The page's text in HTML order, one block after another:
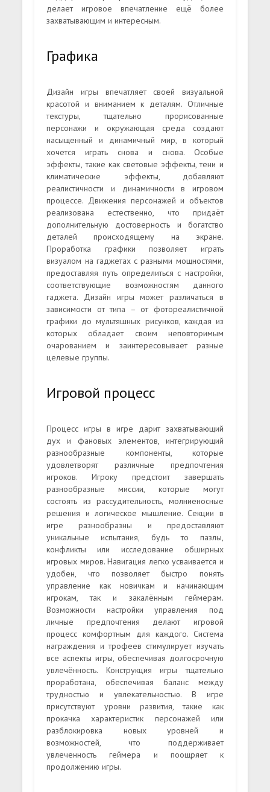
делает игровое впечатление ещё более
захватывающим и интересным.
Графика
Дизайн игры впечатляет своей визуальной
красотой и вниманием к деталям. Отличные
текстуры, тщательно прорисованные
персонажи и окружающая среда создают
насыщенный и динамичный мир, в который
хочется играть снова и снова. Особые
эффекты, такие как световые эффекты, тени и
климатические эффекты, добавляют
реалистичности и динамичности в игровом
процессе. Движения персонажей и объектов
реализована естественно, что придаёт
дополнительную достоверность и богатство
деталей происходящему на экране.
Проработка графики позволяет играть
визуалом на гаджетах с разными мощностями,
предоставляя путь определиться с настройки,
соответствующие возможностям данного
гаджета. Дизайн игры может различаться в
зависимости от типа – от фотореалистичной
графики до мультяшных рисунков, каждая из
которых обладает своим неповторимым
очарованием и заинтересовывает разные
целевые группы.
Игровой процесс
Процесс игры в игре дарит захватывающий
дух и фановых элементов, интегрирующий
разнообразные компоненты, которые
удовлетворят различные предпочтения
игроков. Игроку предстоит завершать
разнообразные миссии, которые могут
состоять из рассудительность, молниеносные
решения и логическое мышление. Секции в
игре разнообразны и предоставляют
уникальные испытания, будь то пазлы,
конфликты или исследование обширных
игровых миров. Навигация легко усваивается и
удобен, что позволяет быстро понять
управление как новичкам и начинающим
игрокам, так и закалённым геймерам.
Возможности настройки управления под
личные предпочтения делают игровой
процесс комфортным для каждого. Система
награждения и трофеев стимулирует изучать
все аспекты игры, обеспечивая долгосрочную
увлечённость. Конструкция игры тщательно
проработана, обеспечивая баланс между
трудностью и увлекательностью. В игре
присутствуют уровни развития, такие как
прокачка характеристик персонажей или
разблокировка новых уровней и
возможностей, что поддерживает
увлеченность геймера и поощряет к
продолжению игры.